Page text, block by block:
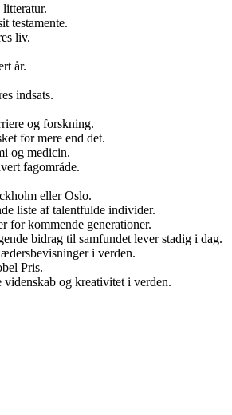
testamente.
liv.
år.
indsats.
og forskning.
for mere end det.
og medicin.
fagområde.
eller Oslo.
liste af talentfulde individer.
for kommende generationer.
bidrag til samfundet lever stadig i dag.
i verden.
Pris.
og kreativitet i verden.